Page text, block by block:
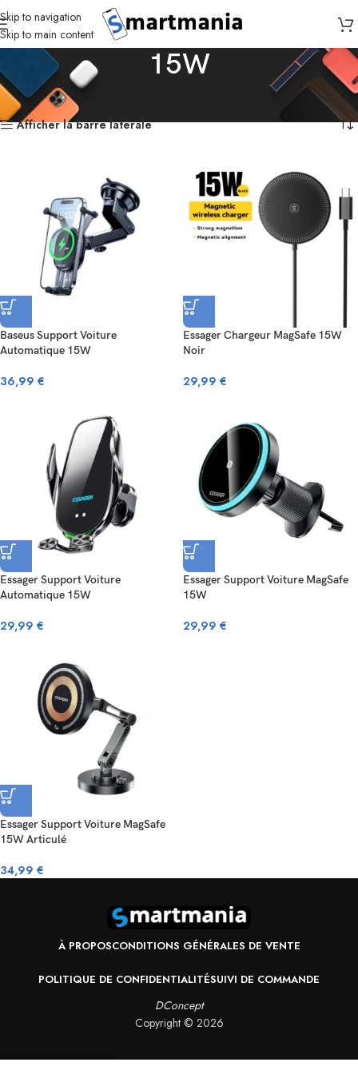
Skip to navigation
Skip to main content
15W
Accueil Produits identifiés “15W” 5 résultats affichés
Afficher la barre latérale
Baseus Support Voiture
Automatique 15W
36,99 €
Essager Chargeur MagSafe 15W
Noir
29,99 €
Essager Support Voiture
Automatique 15W
29,99 €
Essager Support Voiture MagSafe
15W
29,99 €
Essager Support Voiture MagSafe
15W Articulé
34,99 €
À PROPOSCONDITIONS GÉNÉRALES DE VENTE
POLITIQUE DE CONFIDENTIALITÉSUIVI DE COMMANDE
DConcept
Copyright © 2026